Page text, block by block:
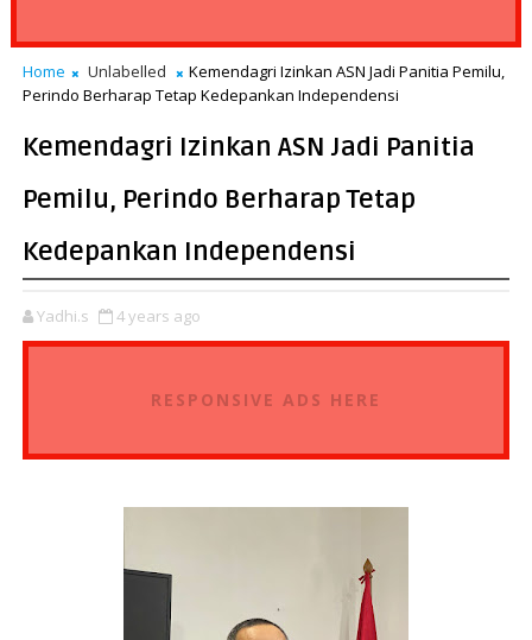
Home Unlabelled
Kemendagri Izinkan ASN Jadi Panitia Pemilu,
Perindo Berharap Tetap Kedepankan Independensi
Kemendagri Izinkan ASN Jadi Panitia
Pemilu, Perindo Berharap Tetap
Kedepankan Independensi
Yadhi.s 4 years ago
RESPONSIVE ADS HERE